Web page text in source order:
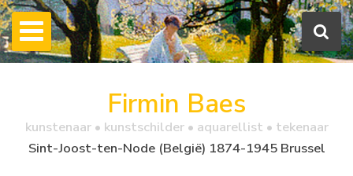
Firmin Baes
kunstenaar • kunstschilder • aquarellist • tekenaar
Sint-Joost-ten-Node (België) 1874-1945 Brussel